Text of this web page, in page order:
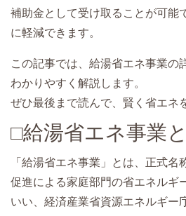
補助金として受け取ることが可能
に軽減できます。
この記事では、給湯省エネ事業の
わかりやすく解説します。
ぜひ最後まで読んで、賢く省エネ
□給湯省エネ事業
「給湯省エネ事業」とは、正式名
促進による家庭部門の省エネルギ
いい、経済産業省資源エネルギー